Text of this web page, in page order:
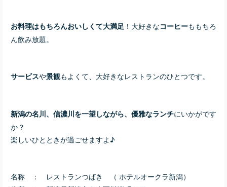
お料理はもちろんおいしくて大満足 ！大好きなコーヒーももちろ
ん飲み放題。
サービスや景観もよくて、大好きなレストランのひとつです。
新潟の名川、信濃川を一望しながら、優雅なランチにいかがです
か？
楽しいひとときが過ごせますよ♪
名称 ： レストランつばき （ ホテルオークラ新潟）